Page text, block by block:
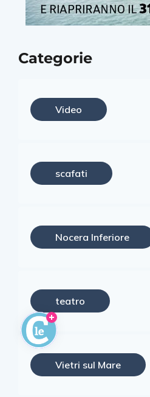
Categorie
Video
scafati
Nocera Inferiore
teatro
Vietri sul Mare